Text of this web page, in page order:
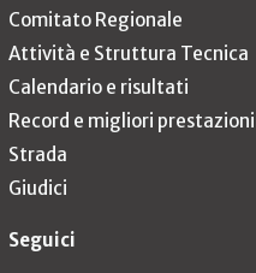
Comitato Regionale
Attività e Struttura Tecnica
Calendario e risultati
Record e migliori prestazioni
Strada
Giudici
Seguici